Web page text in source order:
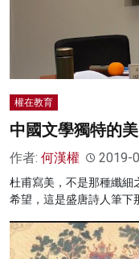
權在教育
中國文學獨特的美
作者: 何漢權 2019-
杜甫寫美，不是那種纖細
希望，這是盛唐詩人筆下